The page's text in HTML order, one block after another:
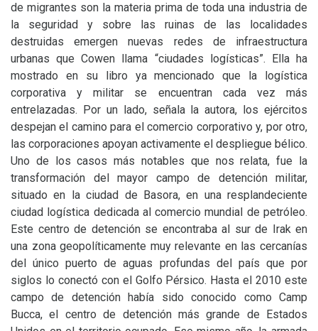
de migrantes son la materia prima de toda una industria de
la seguridad y sobre las ruinas de las localidades
destruidas emergen nuevas redes de infraestructura
urbanas que Cowen llama “ciudades logísticas”. Ella ha
mostrado en su libro ya mencionado que la logística
corporativa y militar se encuentran cada vez más
entrelazadas. Por un lado, señala la autora, los ejércitos
despejan el camino para el comercio corporativo y, por otro,
las corporaciones apoyan activamente el despliegue bélico.
Uno de los casos más notables que nos relata, fue la
transformación del mayor campo de detención militar,
situado en la ciudad de Basora, en una resplandeciente
ciudad logística dedicada al comercio mundial de petróleo.
Este centro de detención se encontraba al sur de Irak en
una zona geopolíticamente muy relevante en las cercanías
del único puerto de aguas profundas del país que por
siglos lo conectó con el Golfo Pérsico. Hasta el 2010 este
campo de detención había sido conocido como Camp
Bucca, el centro de detención más grande de Estados